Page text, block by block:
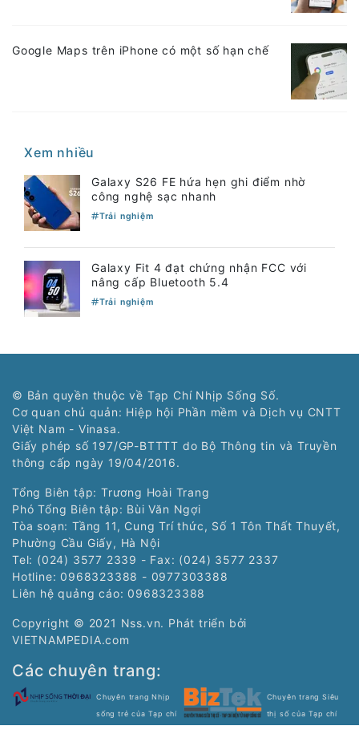
Google Maps trên iPhone có một số hạn chế
Xem nhiều
Galaxy S26 FE hứa hẹn ghi điểm nhờ
công nghệ sạc nhanh
Trải nghiệm
Galaxy Fit 4 đạt chứng nhận FCC với
nâng cấp Bluetooth 5.4
Trải nghiệm
© Bản quyền thuộc về Tạp Chí Nhịp Sống Số.
Cơ quan chủ quản: Hiệp hội Phần mềm và Dịch vụ CNTT
Việt Nam - Vinasa.
Giấy phép số 197/GP-BTTTT do Bộ Thông tin và Truyền
thông cấp ngày 19/04/2016.
Tổng Biên tập: Trương Hoài Trang
Phó Tổng Biên tập: Bùi Văn Ngợi
Tòa soạn: Tầng 11, Cung Trí thức, Số 1 Tôn Thất Thuyết,
Phường Cầu Giấy, Hà Nội
Tel: (024) 3577 2339 - Fax: (024) 3577 2337
Hotline: 0968323388 - 0977303388
Liên hệ quảng cáo: 0968323388
Copyright © 2021 Nss.vn. Phát triển bởi
VIETNAMPEDIA.com
Các chuyên trang:
Chuyên trang Nhịp
sống trẻ của Tạp chí
Chuyên trang Siêu
thị số của Tạp chí